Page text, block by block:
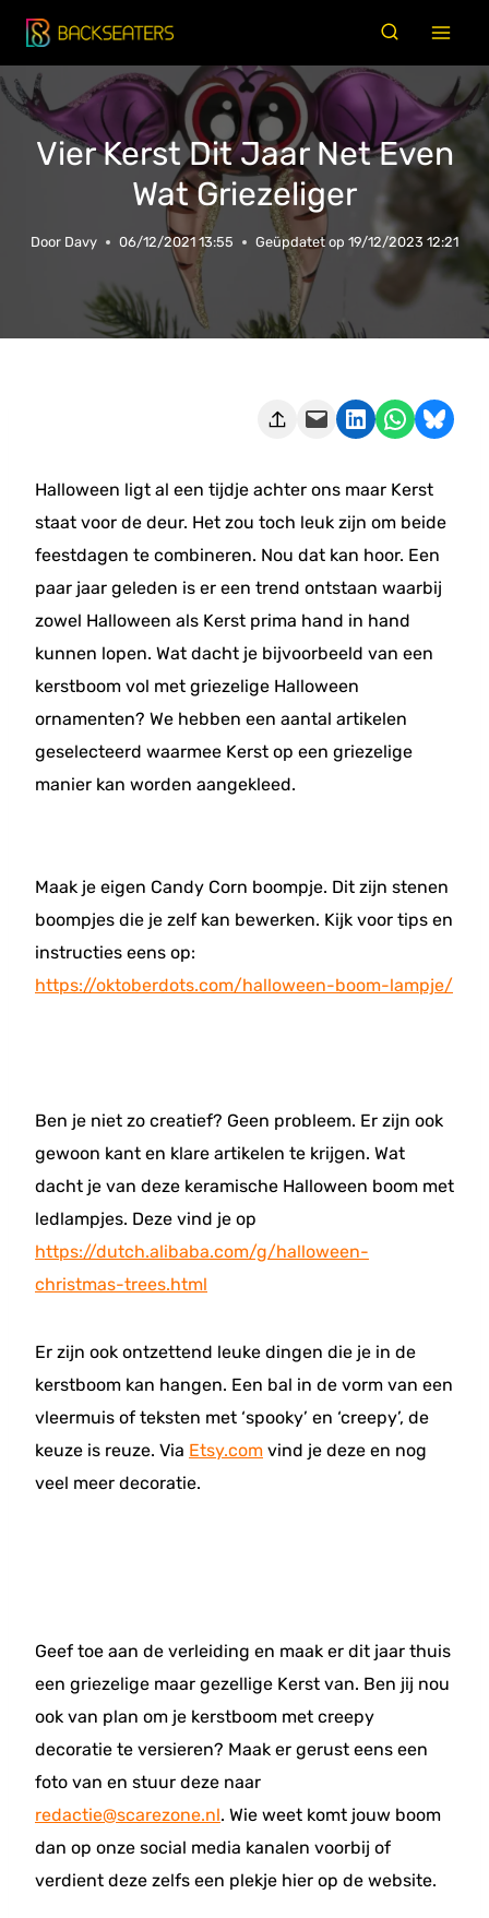
Doorgaan
naar
inhoud
Vier Kerst Dit Jaar Net Even
Wat Griezeliger
Door Davy 06/12/2021 13:55 Geüpdatet op 19/12/2023 12:21
Deze pagina e-mailen Delen op LinkedIn Delen via WhatsApp Share on Bluesky
Halloween ligt al een tijdje achter ons maar Kerst
staat voor de deur. Het zou toch leuk zijn om beide
feestdagen te combineren. Nou dat kan hoor. Een
paar jaar geleden is er een trend ontstaan waarbij
zowel Halloween als Kerst prima hand in hand
kunnen lopen. Wat dacht je bijvoorbeeld van een
kerstboom vol met griezelige Halloween
ornamenten? We hebben een aantal artikelen
geselecteerd waarmee Kerst op een griezelige
manier kan worden aangekleed.
Maak je eigen Candy Corn boompje. Dit zijn stenen
boompjes die je zelf kan bewerken. Kijk voor tips en
instructies eens op:
https://oktoberdots.com/halloween-boom-lampje/
Ben je niet zo creatief? Geen probleem. Er zijn ook
gewoon kant en klare artikelen te krijgen. Wat
dacht je van deze keramische Halloween boom met
ledlampjes. Deze vind je op
https://dutch.alibaba.com/g/halloween-
christmas-trees.html
Er zijn ook ontzettend leuke dingen die je in de
kerstboom kan hangen. Een bal in de vorm van een
vleermuis of teksten met ‘spooky’ en ‘creepy’, de
keuze is reuze. Via Etsy.com vind je deze en nog
veel meer decoratie.
Geef toe aan de verleiding en maak er dit jaar thuis
een griezelige maar gezellige Kerst van. Ben jij nou
ook van plan om je kerstboom met creepy
decoratie te versieren? Maak er gerust eens een
foto van en stuur deze naar
redactie@scarezone.nl. Wie weet komt jouw boom
dan op onze social media kanalen voorbij of
verdient deze zelfs een plekje hier op de website.